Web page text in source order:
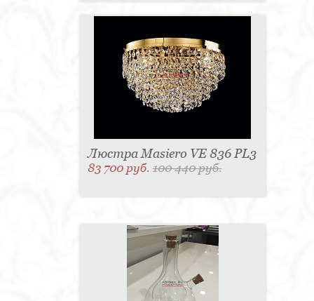
Люстра Masiero VE 836 PL3
83 700 руб.100 440 руб.